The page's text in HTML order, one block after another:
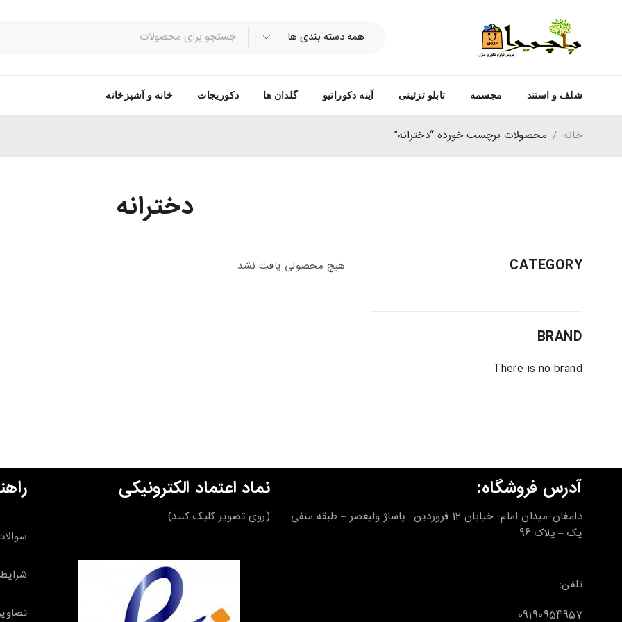
شلف و استند مجسمه تابلو تزئینی آینه دکوراتیو گلدان ها دکوریجات خانه و آشپزخانه
دخترانه
خانه / محصولات برچسب خورده “دخترانه”
CATEGORY
BRAND
There is no brand
هیچ محصولی یافت نشد.
آدرس فروشگاه:
دامغان-میدان امام- خیابان 12 فروردین- پاساژ ولیعصر – طبقه منفی
یک – پلاک 96
تلفن:
09190954957
نماد اعتماد الکترونیکی
(روی تصویر کلیک کنید)